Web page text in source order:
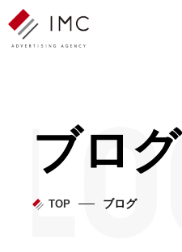
ブログ
TOP ブログ